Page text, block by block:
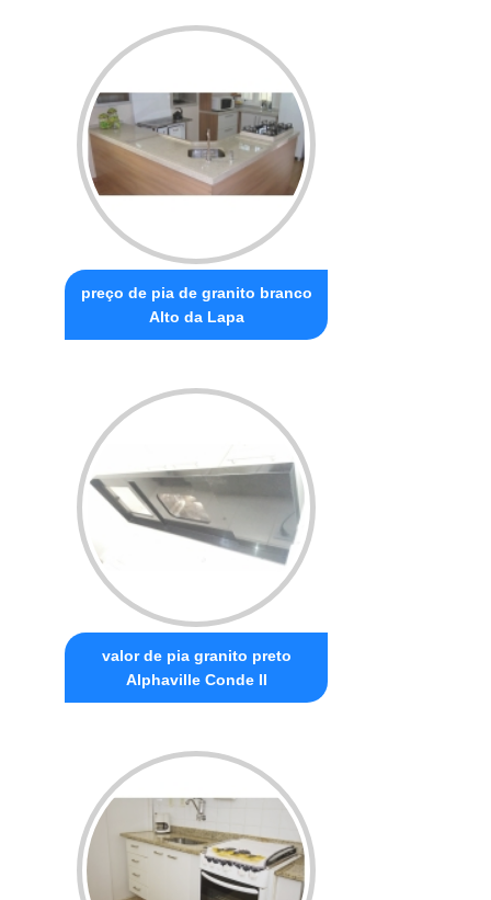
preço de pia de granito branco
Alto da Lapa
valor de pia granito preto
Alphaville Conde II